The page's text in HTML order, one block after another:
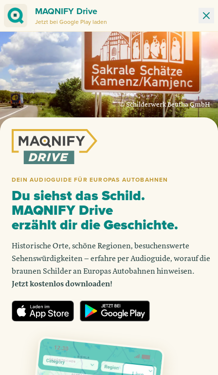
MAQNIFY Drive
Jetzt bei Google Play laden
DEIN AUDIOGUIDE FÜR EUROPAS AUTOBAHNEN
Du siehst das Schild.
MAQNIFY Drive
erzählt dir die Geschichte.
Historische Orte, schöne Regionen, besuchenswerte
Sehenswürdigkeiten – erfahre per Audioguide, worauf die
braunen Schilder an Europas Autobahnen hinweisen.
Jetzt kostenlos downloaden!
© Schilderwerk Beutha GmbH
© WFB | Carina Tank